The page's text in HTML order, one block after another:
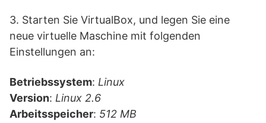
3. Starten Sie VirtualBox, und legen Sie eine
neue virtuelle Maschine mit folgenden
Einstellungen an:
Betriebssystem: Linux
Version: Linux 2.6
Arbeitsspeicher: 512 MB